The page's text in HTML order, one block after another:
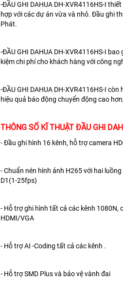
-ĐẦU GHI DAHUA DH-XVR4116HS-I thiết
hợp với các dự án vừa và nhỏ. Đầu ghi
Phát.
-ĐẦU GHI DAHUA DH-XVR4116HS-I bao
kiệm chi phí cho khách hàng với công
-ĐẦU GHI DAHUA DH-XVR4116HS-I còn
hiệu quả báo động chuyển động cao
THÔNG SỐ KĨ THUẬT ĐẦU GHI
- Đầu ghi hình 16 kênh, hỗ trợ camera
- Chuẩn nén hình ảnh H265 với hai
D1(1-25fps)
- Hỗ trợ ghi hình tất cả các kênh 1080N,
HDMI/VGA
- Hỗ trợ AI -Coding tất cả các kênh .
- Hỗ trợ SMD Plus và bảo vệ vành đai